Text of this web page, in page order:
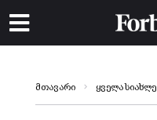
მთავარი ყველა სიახლე